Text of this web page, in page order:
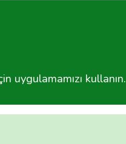
uygulamamızı kullanın.